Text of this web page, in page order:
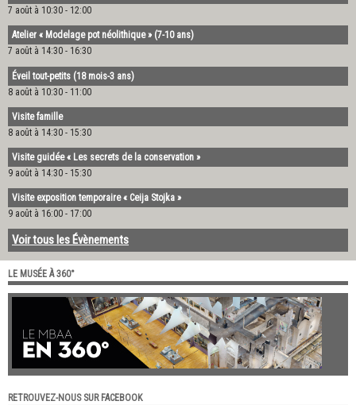
7 août à 10:30 - 12:00
Atelier « Modelage pot néolithique » (7-10 ans)
7 août à 14:30 - 16:30
Éveil tout-petits (18 mois-3 ans)
8 août à 10:30 - 11:00
Visite famille
8 août à 14:30 - 15:30
Visite guidée « Les secrets de la conservation »
9 août à 14:30 - 15:30
Visite exposition temporaire « Ceija Stojka »
9 août à 16:00 - 17:00
Voir tous les Évènements
LE MUSÉE À 360°
RETROUVEZ-NOUS SUR FACEBOOK